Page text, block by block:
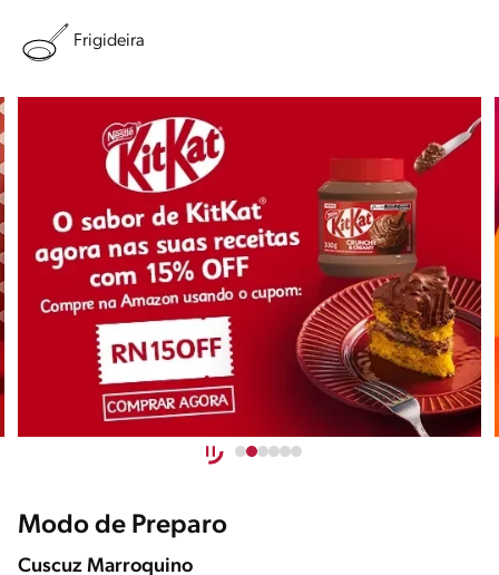
Frigideira
Modo de Preparo
Cuscuz Marroquino